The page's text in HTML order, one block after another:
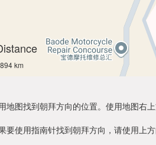
km
地图找到朝拜方向的位置。使用地图右
要使用指南针找到朝拜方向，请使用上